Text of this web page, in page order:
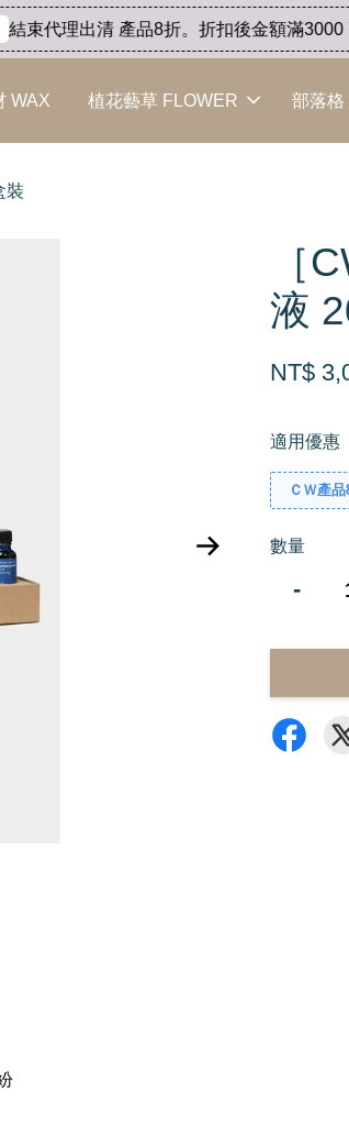
代理出清 產品8折。折扣後金額滿3000 7-
WAX 植花藝草 FLOWER 部落格
裝
［
液
NT$
適用優惠
ＣＷ產
數量
-